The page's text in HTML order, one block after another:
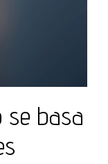
se basa